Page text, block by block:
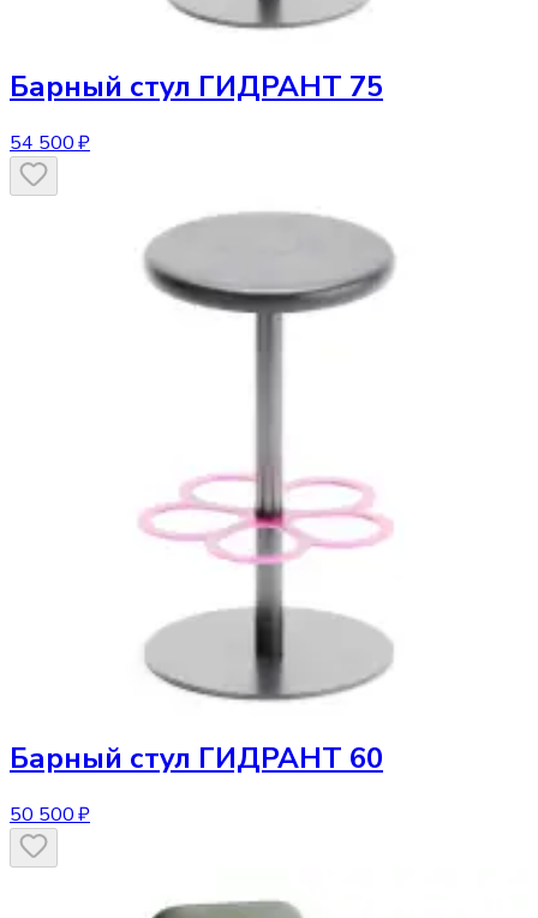
Барный стул ГИДРАНТ 75
54 500 ₽
Барный стул ГИДРАНТ 60
50 500 ₽